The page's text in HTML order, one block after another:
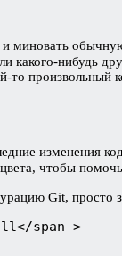
миновать
какого-нибудь
то произвольный
изменения
чтобы
Git, просто
span >